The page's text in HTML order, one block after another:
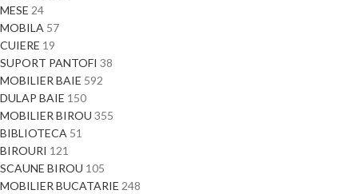
MESE 24
MOBILA 57
CUIERE 19
SUPORT PANTOFI 38
MOBILIER BAIE 592
DULAP BAIE 150
MOBILIER BIROU 355
BIBLIOTECA 51
BIROURI 121
SCAUNE BIROU 105
MOBILIER BUCATARIE 248